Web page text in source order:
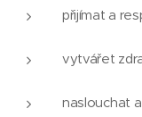
přijímat a
vytvářet
naslouchat